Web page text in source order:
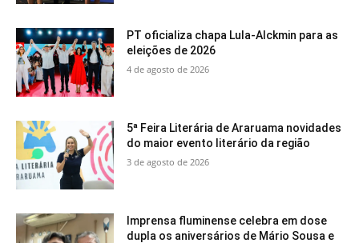
PT oficializa chapa Lula-Alckmin para as
eleições de 2026
4 de agosto de 2026
5ª Feira Literária de Araruama novidades
do maior evento literário da região
3 de agosto de 2026
Imprensa fluminense celebra em dose
dupla os aniversários de Mário Sousa e